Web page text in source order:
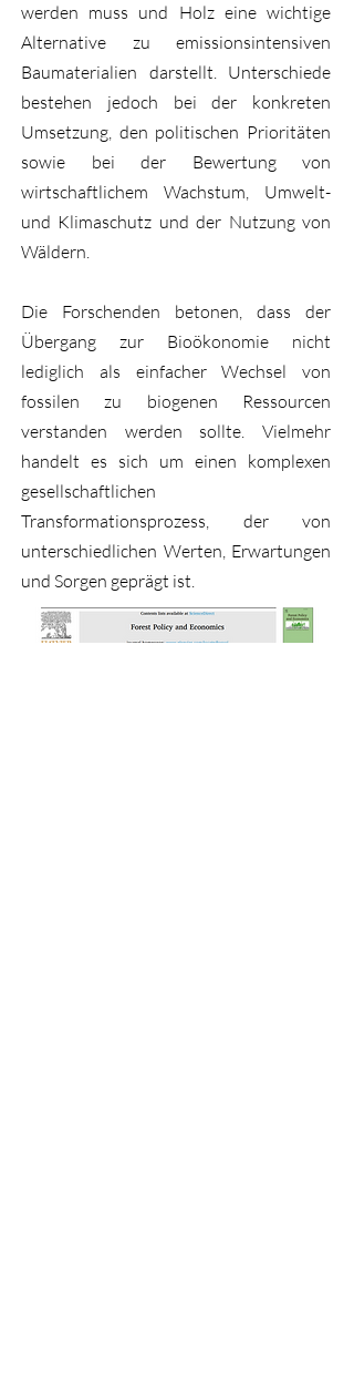
werden muss und Holz eine wichtige
Alternative zu emissionsintensiven
Baumaterialien darstellt. Unterschiede
bestehen jedoch bei der konkreten
Umsetzung, den politischen Prioritäten
sowie bei der Bewertung von
wirtschaftlichem Wachstum, Umwelt-
und Klimaschutz und der Nutzung von
Wäldern.
Die Forschenden betonen, dass der
Übergang zur Bioökonomie nicht
lediglich als einfacher Wechsel von
fossilen zu biogenen Ressourcen
verstanden werden sollte. Vielmehr
handelt es sich um einen komplexen
gesellschaftlichen
Transformationsprozess, der von
unterschiedlichen Werten, Erwartungen
und Sorgen geprägt ist.